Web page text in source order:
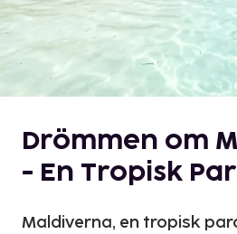
Drömmen om
- En Tropisk
Maldiverna, en tropisk